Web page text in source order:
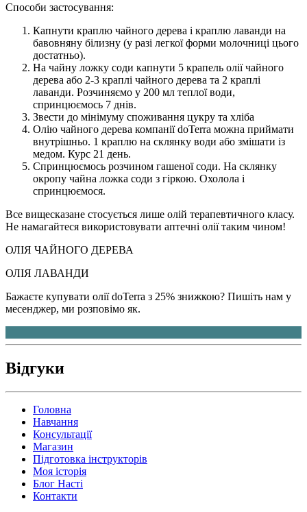
Способи застосування:
Капнути краплю чайного дерева і краплю лаванди на
бавовняну білизну (у разі легкої форми молочниці цього
достатньо).
На чайну ложку соди капнути 5 крапель олії чайного
дерева або 2-3 краплі чайного дерева та 2 краплі
лаванди. Розчиняємо у 200 мл теплої води,
спринцюємось 7 днів.
Звести до мінімуму споживання цукру та хліба
Олію чайного дерева компанії doTerra можна приймати
внутрішньо. 1 краплю на склянку води або змішати із
медом. Курс 21 день.
Спринцюємось розчином гашеної соди. На склянку
окропу чайна ложка соди з гіркою. Охолола і
спринцюємося.
Все вищесказане стосується лише олій терапевтичного класу.
Не намагайтеся використовувати аптечні олії таким чином!
ОЛІЯ ЧАЙНОГО ДЕРЕВА
ОЛІЯ ЛАВАНДИ
Бажаєте купувати олії doTerra з 25% знижкою? Пишіть нам у
месенджер, ми розповімо як.
Відгуки
Головна
Навчання
Консультації
Магазин
Підготовка інструкторів
Моя історія
Блог Насті
Контакти